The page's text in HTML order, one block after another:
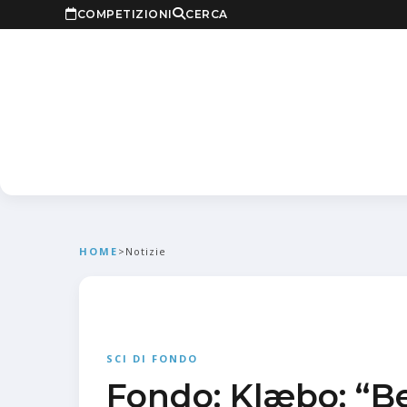
COMPETIZIONI CERCA
HOME > Notizie
SCI DI FONDO
Fondo: Klæbo: